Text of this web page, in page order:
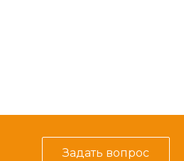
Задать вопрос